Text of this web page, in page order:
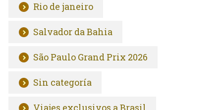
Rio de janeiro
Salvador da Bahia
São Paulo Grand Prix 2026
Sin categoría
Viajes exclusivos a Brasil